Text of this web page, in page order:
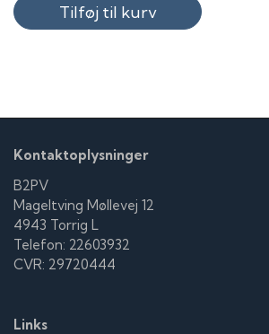
Tilføj til kurv
Kontaktoplysninger
B2PV
Mageltving Møllevej 12
4943 Torrig L
Telefon: 22603932
CVR: 29720444
Links